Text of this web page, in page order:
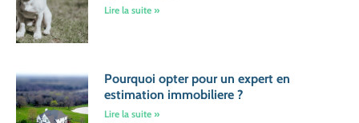
Lire la suite »
Pourquoi opter pour un expert en
estimation immobiliere ?
Lire la suite »